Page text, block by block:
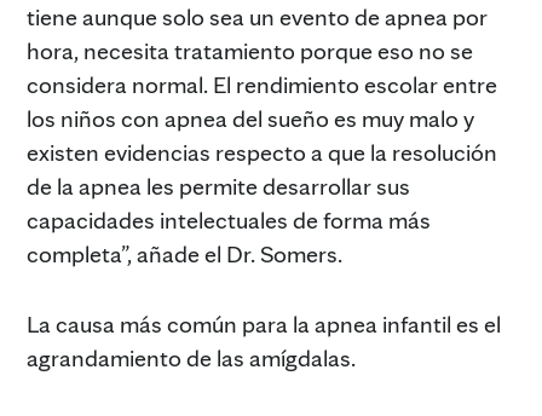
tiene aunque solo sea un evento de apnea por
hora, necesita tratamiento porque eso no se
considera normal. El rendimiento escolar entre
los niños con apnea del sueño es muy malo y
existen evidencias respecto a que la resolución
de la apnea les permite desarrollar sus
capacidades intelectuales de forma más
completa”, añade el Dr. Somers.
La causa más común para la apnea infantil es el
agrandamiento de las amígdalas.